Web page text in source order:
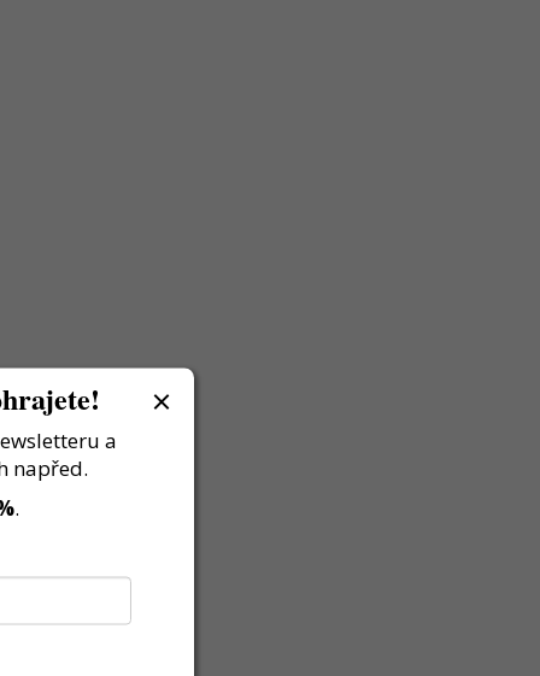
a
napřed.
.